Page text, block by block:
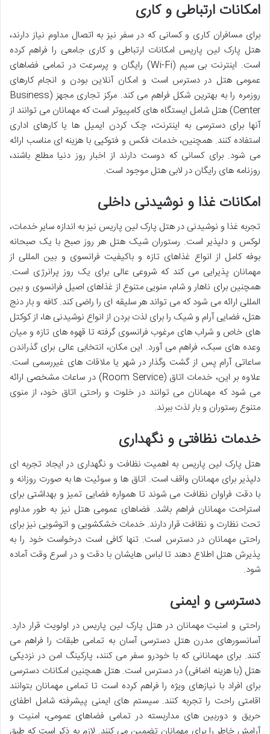
امکانات ارتباطی و کاری
برای مسافران کاری و کسانی که در سفر نیز به اتصال مداوم نیاز دارند،
هتل پارک لین پاریس امکانات ارتباطی و کاری جامعی را فراهم کرده
است. اینترنت بی سیم (Wi-Fi) رایگان و پرسرعت در تمامی فضاهای
عمومی هتل در دسترس است و امکان آنلاین بودن و انجام کارهای
روزمره را به بهترین شکل فراهم می کند. مرکز تجاری مجهز (Business
Center) هتل شامل ایستگاه های کامپیوتر است که مهمانان می توانند از
آنها برای دسترسی به اینترنت، چک کردن ایمیل ها یا کارهای اداری
استفاده کنند. همچنین، خدمات فکس و فتوکپی با هزینه ای مناسب ارائه
می شود. برای کسانی که دوست دارند از اخبار روز دنیا مطلع باشند،
روزنامه های رایگان در لابی هتل موجود است.
امکانات غذا و نوشیدنی داخلی
تجربه غذا و نوشیدنی در هتل پارک لین پاریس نیز به اندازه سایر خدمات،
لوکس و دلپذیر است. رستوران شیک هتل هر روز صبح با یک صبحانه
بوفه کامل از انواع غذاهای تازه و باکیفیت فرانسوی و بین المللی از
مهمانان پذیرایی می کند که شروعی عالی برای یک روز پرانرژی است.
همچنین برای ناهار و شام، منویی متنوع از غذاهای اصیل فرانسوی و بین
المللی ارائه می شود که می تواند هر سلیقه ای را راضی کند. کافه و بار دنج
هتل، فضایی آرام و شیک را برای لذت بردن از انواع نوشیدنی ها، از کوکتل
های خاص و شراب های مرغوب فرانسوی گرفته تا قهوه های تازه و میان
وعده های سبک، فراهم می آورد. این مکان، انتخابی عالی برای گذراندن
ساعاتی آرام پس از گشت وگذار در شهر یا ملاقات های غیررسمی است.
علاوه بر این، خدمات اتاق (Room Service) در ساعات مشخصی ارائه
می شود که مهمانان می توانند در خلوت و راحتی اتاق خود، از منوی
متنوع رستوران و بار لذت ببرند.
خدمات نظافتی و نگهداری
هتل پارک لین پاریس به اهمیت نظافت و نگهداری در ایجاد تجربه ای
دلپذیر برای مهمانان واقف است. اتاق ها و سوئیت ها به صورت روزانه و
با دقت فراوان نظافت می شوند تا همواره فضایی تمیز و بهداشتی برای
استراحت مهمانان فراهم باشد. فضاهای عمومی هتل نیز به طور مداوم
تحت نظارت و نظافت قرار دارند. خدمات خشکشویی و اتوشویی نیز برای
راحتی مهمانان در دسترس است. تنها کافی است درخواست خود را به
پذیرش هتل اطلاع دهند تا لباس هایشان با دقت و در اسرع وقت آماده
شود.
دسترسی و ایمنی
راحتی و امنیت مهمانان در هتل پارک لین پاریس در اولویت قرار دارد.
آسانسورهای مدرن هتل دسترسی آسان به تمامی طبقات را فراهم می
کنند. برای مهمانانی که با خودرو سفر می کنند، پارکینگ امن در نزدیکی
هتل (با هزینه اضافی) در دسترس است. هتل همچنین امکانات دسترسی
برای افراد با نیازهای ویژه را فراهم کرده است تا تمامی مهمانان بتوانند
اقامتی راحت را تجربه کنند. سیستم های ایمنی پیشرفته شامل اطفای
حریق و دوربین های مداربسته در تمامی فضاهای عمومی، امنیت و